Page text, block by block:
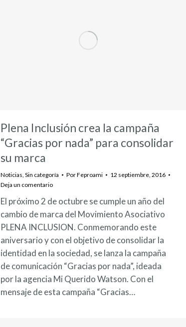
Plena Inclusión crea la campaña
“Gracias por nada” para consolidar
su marca
Noticias Sin categoría PorFeproami
12 septiembre, 2016
Deja un comentario
El próximo 2 de octubre se cumple un año del
cambio de marca del Movimiento Asociativo
PLENA INCLUSION. Conmemorando este
aniversario y con el objetivo de consolidar la
identidad en la sociedad, se lanza la campaña
de comunicación “Gracias por nada”, ideada
por la agencia Mi Querido Watson. Con el
mensaje de esta campaña “Gracias…